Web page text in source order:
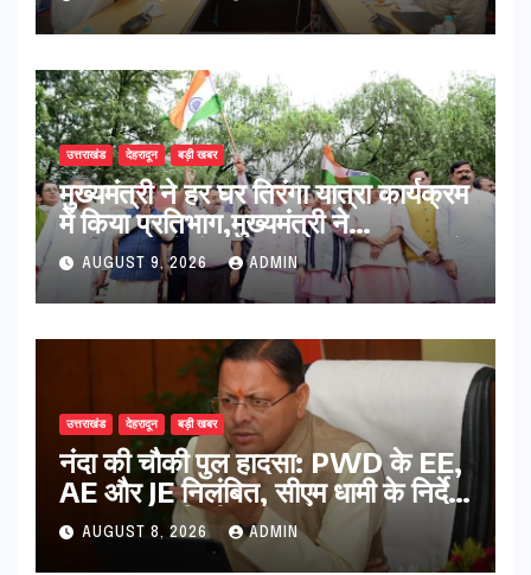
उत्तराखंड देहरादून बड़ी खबर
मुख्यमंत्री ने हर घर तिरंगा यात्रा कार्यक्रम
में किया प्रतिभाग,मुख्यमंत्री ने
प्रदेशवासियों से स्वतंत्रता दिवस पर अपने
घरों में तिरंगा फहराने का किया आवाह्न
AUGUST 9, 2026 ADMIN
उत्तराखंड देहरादून बड़ी खबर
नंदा की चौकी पुल हादसा: PWD के EE,
AE और JE निलंबित, सीएम धामी के निर्देश
पर सख्त कार्रवाई
AUGUST 8, 2026 ADMIN